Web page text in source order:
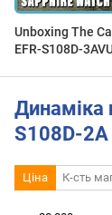
Unboxing The
EFR-S108D-
Динаміка
S108D-2A
Ціна К-сть